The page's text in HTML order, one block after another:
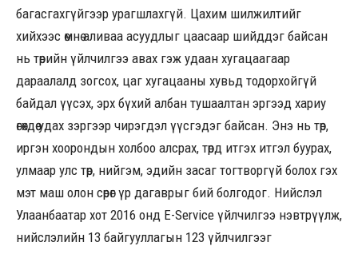
багасгахгүйгээр урагшлахгүй. Цахим шилжилтийг
хийхээс өмнө аливаа асуудлыг цаасаар шийддэг байсан
нь төрийн үйлчилгээ авах гэж удаан хугацаагаар
дараалалд зогсох, цаг хугацааны хувьд тодорхойгүй
байдал үүсэх, эрх бүхий албан тушаалтан эргээд хариу
өгөхдөө удах зэргээр чирэгдэл үүсгэдэг байсан. Энэ нь төр,
иргэн хоорондын холбоо алсрах, төрд итгэх итгэл буурах,
улмаар улс төр, нийгэм, эдийн засаг тогтворгүй болох гэх
мэт маш олон сөрөг үр дагаврыг бий болгодог. Нийслэл
Улаанбаатар хот 2016 онд E-Service үйлчилгээ нэвтрүүлж,
нийслэлийн 13 байгууллагын 123 үйлчилгээг